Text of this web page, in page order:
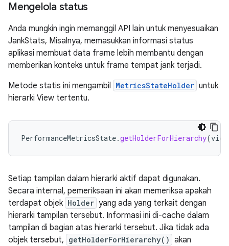
Mengelola status
Anda mungkin ingin memanggil API lain untuk menyesuaikan
JankStats, Misalnya, memasukkan informasi status
aplikasi membuat data frame lebih membantu dengan
memberikan konteks untuk frame tempat jank terjadi.
Metode statis ini mengambil MetricsStateHolder untuk
hierarki View tertentu.
PerformanceMetricsState.getHolderForHierarchy(view
Setiap tampilan dalam hierarki aktif dapat digunakan.
Secara internal, pemeriksaan ini akan memeriksa apakah
terdapat objek Holder yang ada yang terkait dengan
hierarki tampilan tersebut. Informasi ini di-cache dalam
tampilan di bagian atas hierarki tersebut. Jika tidak ada
objek tersebut, getHolderForHierarchy() akan